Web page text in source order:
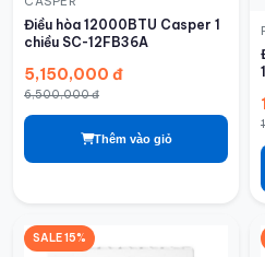
Điều hòa 12000BTU Casper 1
chiều SC-12FB36A
5,150,000 đ
6,500,000 đ
Thêm vào giỏ
SALE 15%